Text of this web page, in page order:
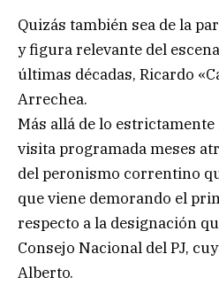
Quizás también sea de la
y figura relevante del
últimas décadas, Ricardo
Arrechea.
Más allá de lo
visita programada meses
del peronismo correntino
que viene demorando el
respecto a la designación
Consejo Nacional del PJ,
Alberto.